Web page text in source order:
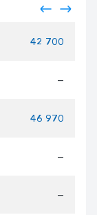
42 700
—
46 970
—
—